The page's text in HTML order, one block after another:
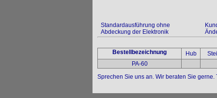
Standardausführung ohne
Abdeckung der Elektronik
Bestellbezeichnung Hub
PA-60
Sprechen Sie uns an. Wir beraten Sie gerne.